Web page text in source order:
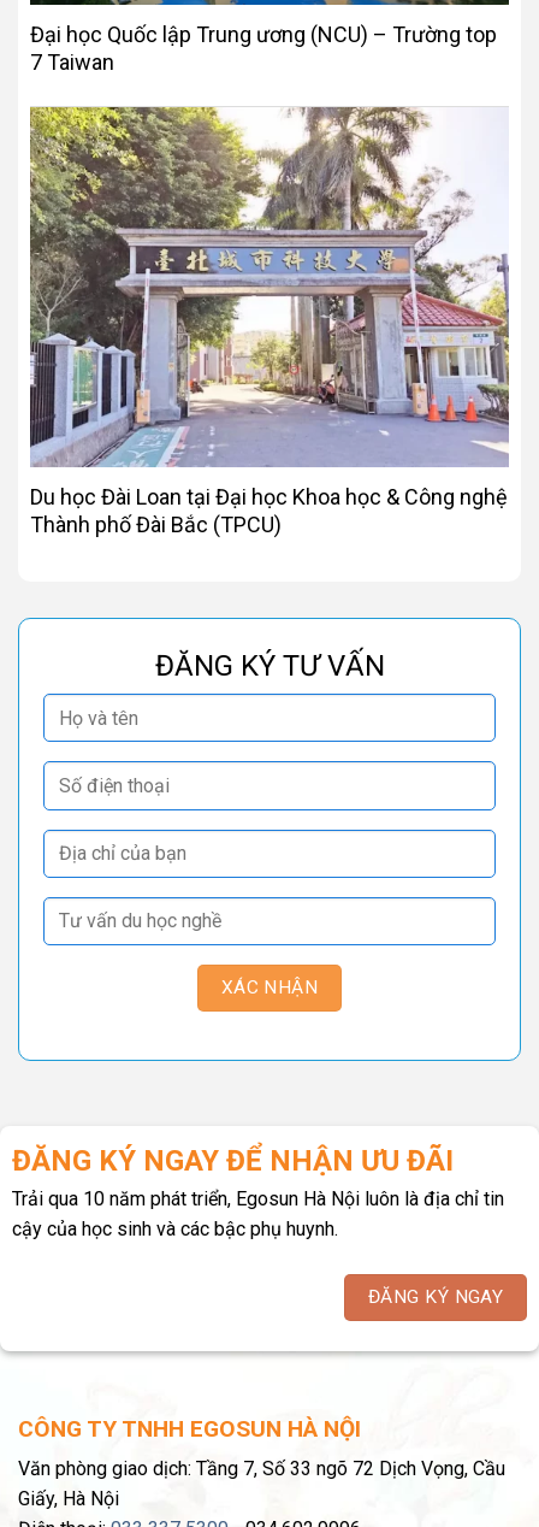
Đại học Quốc lập Trung ương (NCU) – Trường top
7 Taiwan
Du học Đài Loan tại Đại học Khoa học & Công nghệ
Thành phố Đài Bắc (TPCU)
ĐĂNG KÝ TƯ VẤN
ĐĂNG KÝ NGAY ĐỂ NHẬN ƯU ĐÃI
Trải qua 10 năm phát triển, Egosun Hà Nội luôn là địa chỉ tin
cậy của học sinh và các bậc phụ huynh.
ĐĂNG KÝ NGAY
CÔNG TY TNHH EGOSUN HÀ NỘI
Văn phòng giao dịch: Tầng 7, Số 33 ngõ 72 Dịch Vọng, Cầu
Giấy, Hà Nội